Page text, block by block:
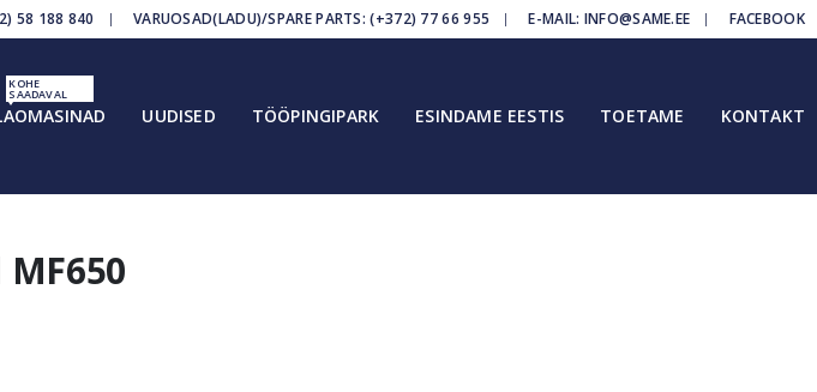
58 188 840 VARUOSAD(LADU)/SPARE PARTS: (+372) 77 66 955 E-MAIL: INFO@SAME.EE FACEBOOK
KOHE
SAADAVAL
UUDISED TÖÖPINGIPARK ESINDAME EESTIS TOETAME KONTAKT